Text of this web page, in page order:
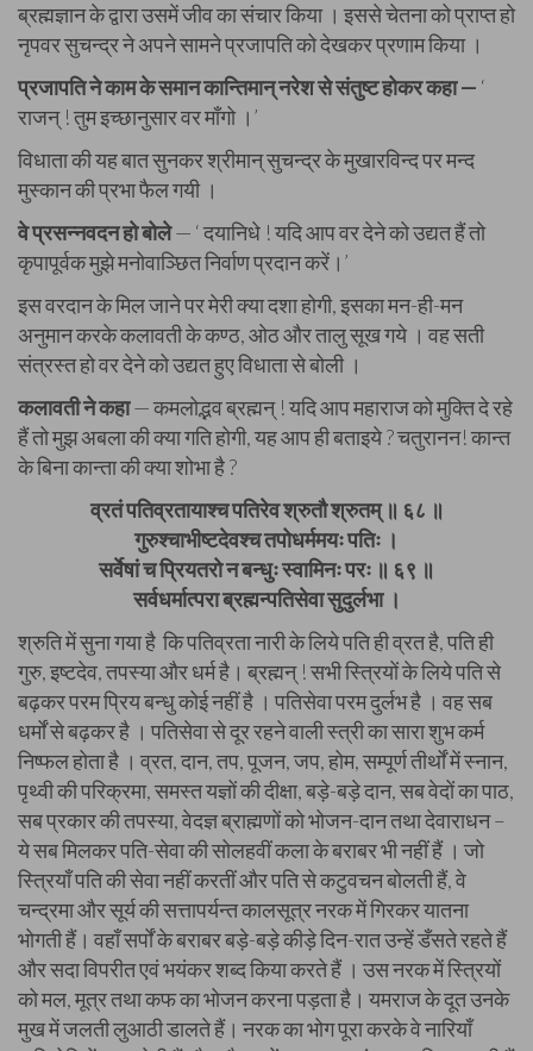
ब्रह्मज्ञान के द्वारा उसमें जीव का संचार किया । इससे चेतना को प्राप्त हो
नृपवर सुचन्द्र ने अपने सामने प्रजापति को देखकर प्रणाम किया ।
प्रजापति ने काम के समान कान्तिमान् नरेश से संतुष्ट होकर कहा — ‘
राजन् ! तुम इच्छानुसार वर माँगो ।’
विधाता की यह बात सुनकर श्रीमान् सुचन्द्र के मुखारविन्द पर मन्द
मुस्कान की प्रभा फैल गयी ।
वे प्रसन्नवदन हो बोले— ‘ दयानिधे ! यदि आप वर देने को उद्यत हैं तो
कृपापूर्वक मुझे मनोवाञ्छित निर्वाण प्रदान करें।’
इस वरदान के मिल जाने पर मेरी क्या दशा होगी, इसका मन-ही-मन
अनुमान करके कलावती के कण्ठ, ओठ और तालु सूख गये । वह सती
संत्रस्त हो वर देने को उद्यत हुए विधाता से बोली ।
कलावती ने कहा— कमलोद्भव ब्रह्मन् ! यदि आप महाराज को मुक्ति दे रहे
हैं तो मुझ अबला की क्या गति होगी, यह आप ही बताइये ? चतुरानन! कान्त
के बिना कान्ता की क्या शोभा है ?
व्रतं पतिव्रतायाश्च पतिरेव श्रुतौ श्रुतम् ॥ ६८ ॥
गुरुश्चाभीष्टदेवश्च तपोधर्ममयः पतिः ।
सर्वेषां च प्रियतरो न बन्धुः स्वामिनः परः ॥ ६९ ॥
सर्वधर्मात्परा ब्रह्मन्पतिसेवा सुदुर्लभा ।
श्रुति में सुना गया है कि पतिव्रता नारी के लिये पति ही व्रत है, पति ही
गुरु, इष्टदेव, तपस्या और धर्म है। ब्रह्मन् ! सभी स्त्रियों के लिये पति से
बढ़कर परम प्रिय बन्धु कोई नहीं है । पतिसेवा परम दुर्लभ है । वह सब
धर्मों से बढ़कर है । पतिसेवा से दूर रहने वाली स्त्री का सारा शुभ कर्म
निष्फल होता है । व्रत, दान, तप, पूजन, जप, होम, सम्पूर्ण तीर्थों में स्नान,
पृथ्वी की परिक्रमा, समस्त यज्ञों की दीक्षा, बड़े-बड़े दान, सब वेदों का पाठ,
सब प्रकार की तपस्या, वेदज्ञ ब्राह्मणों को भोजन-दान तथा देवाराधन –
ये सब मिलकर पति-सेवा की सोलहवीं कला के बराबर भी नहीं हैं । जो
स्त्रियाँ पति की सेवा नहीं करतीं और पति से कटुवचन बोलती हैं, वे
चन्द्रमा और सूर्य की सत्तापर्यन्त कालसूत्र नरक में गिरकर यातना
भोगती हैं। वहाँ सर्पों के बराबर बड़े-बड़े कीड़े दिन-रात उन्हें डँसते रहते हैं
और सदा विपरीत एवं भयंकर शब्द किया करते हैं । उस नरक में स्त्रियों
को मल, मूत्र तथा कफ का भोजन करना पड़ता है। यमराज के दूत उनके
मुख में जलती लुआठी डालते हैं। नरक का भोग पूरा करके वे नारियाँ